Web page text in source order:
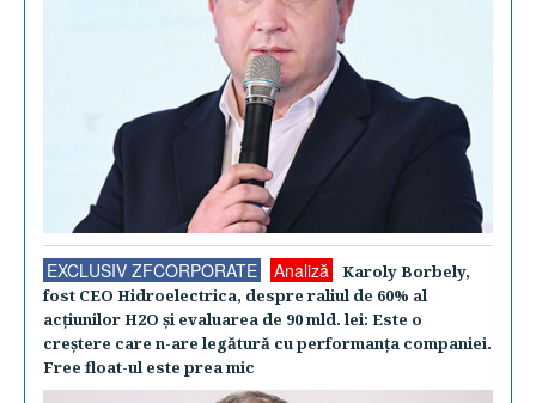
EXCLUSIV ZFCORPORATE Analiză
Karoly Borbely,
fost CEO Hidroelectrica, despre raliul de 60% al
acţiunilor H2O şi evaluarea de 90 mld. lei: Este o
creştere care n-are legătură cu performanţa companiei.
Free float-ul este prea mic